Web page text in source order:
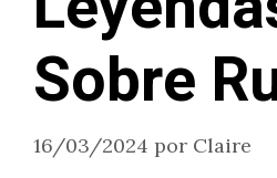
Sobre
16/03/2024 por Claire